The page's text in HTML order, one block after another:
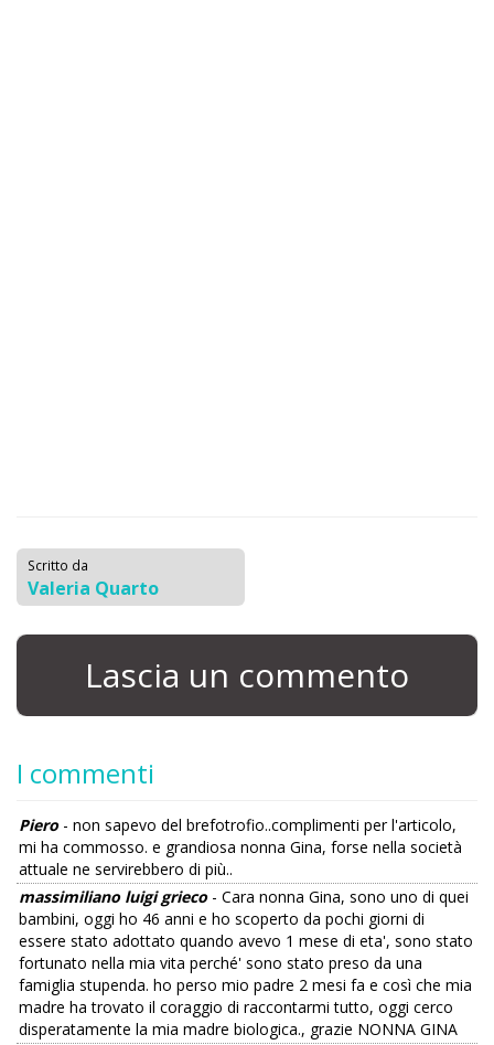
Scritto da
Valeria Quarto
Lascia un commento
I commenti
Piero- non sapevo del brefotrofio..complimenti per l'articolo,
mi ha commosso. e grandiosa nonna Gina, forse nella società
attuale ne servirebbero di più..
massimiliano luigi grieco- Cara nonna Gina, sono uno di quei
bambini, oggi ho 46 anni e ho scoperto da pochi giorni di
essere stato adottato quando avevo 1 mese di eta', sono stato
fortunato nella mia vita perché' sono stato preso da una
famiglia stupenda. ho perso mio padre 2 mesi fa e così che mia
madre ha trovato il coraggio di raccontarmi tutto, oggi cerco
disperatamente la mia madre biologica., grazie NONNA GINA